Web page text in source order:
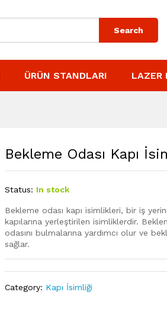
Search
ÜRÜN STANDLARI LAZER
Bekleme Odası Kapı
Status: In stock
Bekleme odası kapı isimlikleri, bir iş
kapılarına yerleştirilen isimliklerdir.
odasını bulmalarına yardımcı olur ve
sağlar.
Category: Kapı İsimliği